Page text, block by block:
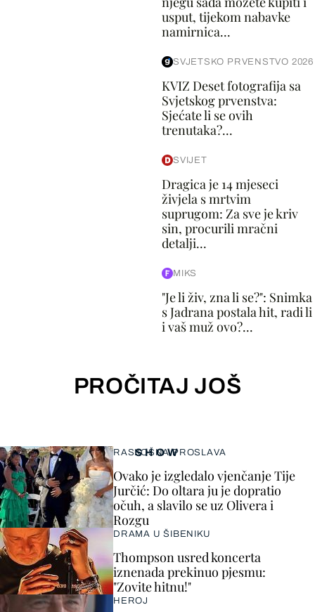
usput, tijekom nabavke
namirnica...
SVJETSKO PRVENSTVO 2026
KVIZ Deset fotografija sa
Svjetskog prvenstva:
Sjećate li se ovih
trenutaka?...
SVIJET
Dragica je 14 mjeseci
živjela s mrtvim
suprugom: Za sve je kriv
sin, procurili mračni
detalji...
MIKS
"Je li živ, zna li se?": Snimka
s Jadrana postala hit, radi li
i vaš muž ovo?...
PROČITAJ JOŠ
SHOW
RASKOŠNA PROSLAVA
Ovako je izgledalo vjenčanje Tije
Jurčić: Do oltara ju je dopratio
očuh, a slavilo se uz Olivera i
Rozgu
DRAMA U ŠIBENIKU
Thompson usred koncerta
iznenada prekinuo pjesmu:
"Zovite hitnu!"
HEROJ